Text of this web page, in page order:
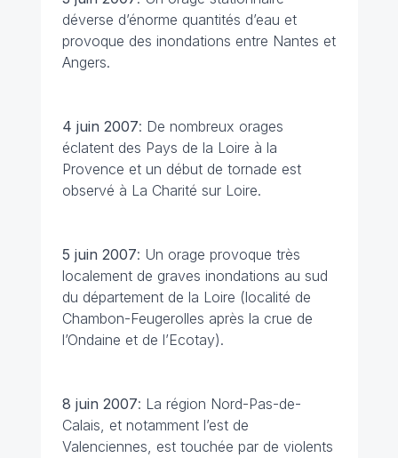
déverse d’énorme quantités d’eau et
provoque des inondations entre Nantes et
Angers.
4 juin 2007: De nombreux orages
éclatent des Pays de la Loire à la
Provence et un début de tornade est
observé à La Charité sur Loire.
5 juin 2007: Un orage provoque très
localement de graves inondations au sud
du département de la Loire (localité de
Chambon-Feugerolles après la crue de
l’Ondaine et de l’Ecotay).
8 juin 2007: La région Nord-Pas-de-
Calais, et notamment l’est de
Valenciennes, est touchée par de violents